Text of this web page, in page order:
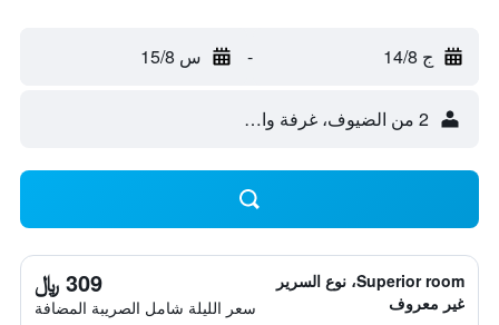
ج 14/8 - س 15/8
2 من الضيوف، غرفة واحدة
Superior room، نوع السرير
غير معروف
309 ﷼
سعر الليلة شامل الصريبة المضافة